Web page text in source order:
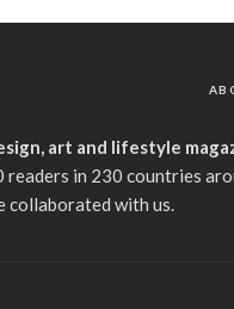
art and lifestyle
readers in 230 countries
collaborated with us.